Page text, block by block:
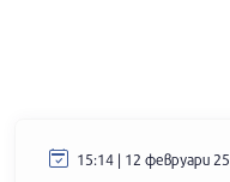
15:14 | 12 февруари 25